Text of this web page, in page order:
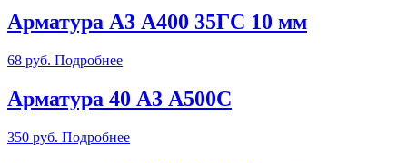
Арматура А3 А400 35ГС 10 мм
68 руб. Подробнее
Арматура 40 А3 А500С
350 руб. Подробнее